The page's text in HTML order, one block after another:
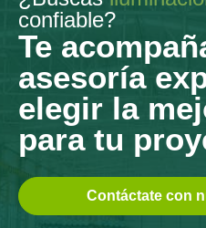
confiable?
Te
asesoría
elegir la
para tu
Contáctate con